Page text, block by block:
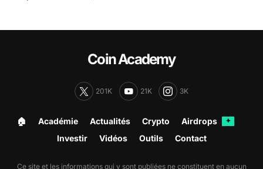
Coin Academy
201K 21K 3K
🏠︎ Académie Actualités Crypto Airdrops ✦
Investir Vidéos Outils Contact
Ce site et les informations qui y sont publiées ne constituent en aucun